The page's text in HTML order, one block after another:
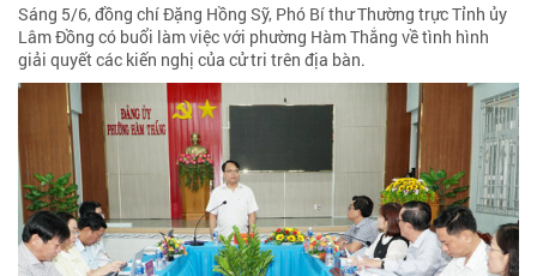
Sáng 5/6, đồng chí Đặng Hồng Sỹ, Phó Bí thư Thường trực Tỉnh ủy
Lâm Đồng có buổi làm việc với phường Hàm Thắng về tình hình
giải quyết các kiến nghị của cử tri trên địa bàn.